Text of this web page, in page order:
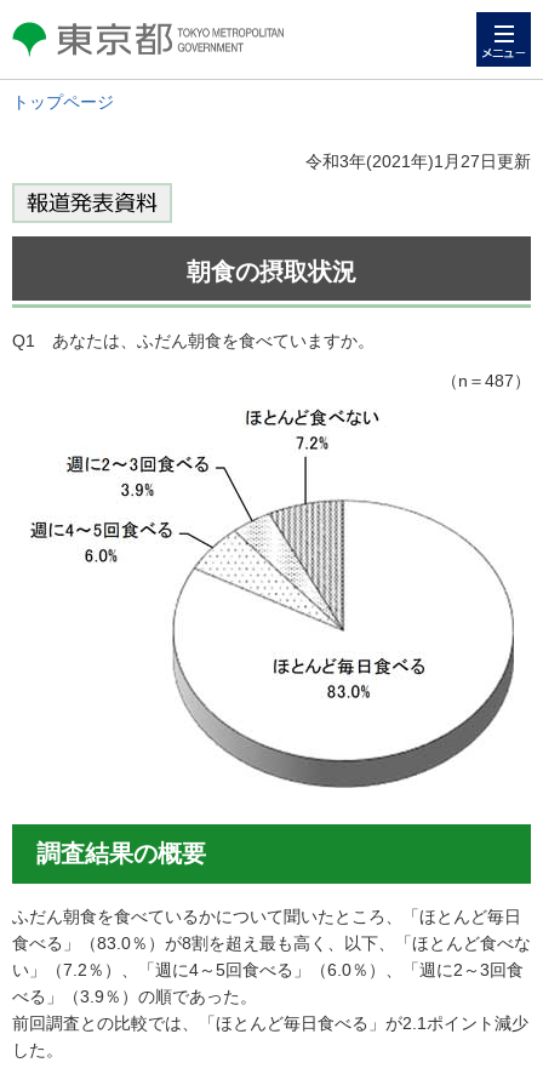
東京都 TOKYO METROPOLITAN
GOVERNMENT
トップページ
令和3年(2021年)1月27日更新
朝食の摂取状況
Q1 あなたは、ふだん朝食を食べていますか。
（n＝487）
調査結果の概要
ふだん朝食を食べているかについて聞いたところ、「ほとんど毎日
食べる」（83.0％）が8割を超え最も高く、以下、「ほとんど食べな
い」（7.2％）、「週に4～5回食べる」（6.0％）、「週に2～3回食
べる」（3.9％）の順であった。
前回調査との比較では、「ほとんど毎日食べる」が2.1ポイント減少
した。